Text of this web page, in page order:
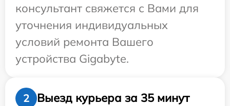
консультант свяжется с Вами для
уточнения индивидуальных
условий ремонта Вашего
устройства Gigabyte.
2
Выезд курьера за 35 минут